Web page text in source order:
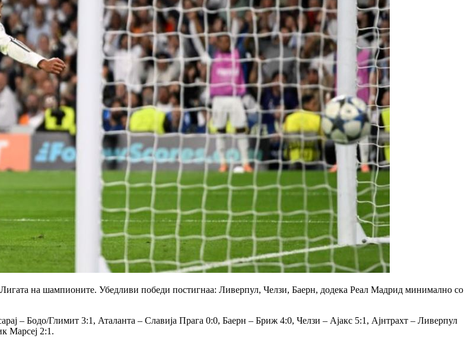
на шампионите. Убедливи победи постигнаа: Ливерпул, Челзи, Баерн, додека Реал Мадрид минимално со
– Бодо/Глимит 3:1, Аталанта – Славија Прага 0:0, Баерн – Бриж 4:0, Челзи – Ајакс 5:1, Ајнтрахт – Ливерпул
Марсеј 2:1.